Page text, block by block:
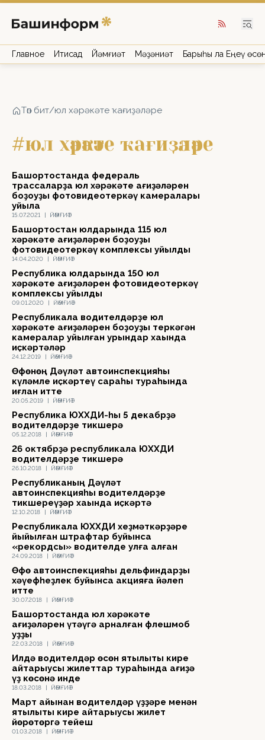
Главное Иҡтисад Йәмғиәт Мәҙәниәт Барыһы ла Еңеү
Төп бит/юл хәрәкәте ҡағиҙәләре
#юл хәрәкәте ҡағиҙәләре
15.07.2021 | ЙӘМҒИӘТ
Башҡортостанда федераль
трассаларҙа юл хәрәкәте ҡағиҙәләрен
боҙоуҙы фотовидеотеркәү камералары
ҡуйыла
14.04.2020 | ЙӘМҒИӘТ
Башҡортостан юлдарында 115 юл
хәрәкәте ҡағиҙәләрен боҙоуҙы
фотовидеотеркәү комплексы ҡуйылды
09.01.2020 | ЙӘМҒИӘТ
Республика юлдарында 150 юл
хәрәкәте ҡағиҙәләрен фотовидеотеркәү
комплексы ҡуйылды
24.12.2019 | ЙӘМҒИӘТ
Республикала водителдәрҙе юл
хәрәкәте ҡағиҙәләрен боҙоуҙы теркәгән
камералар ҡуйылған урындар хаҡында
иҫкәртәләр
20.05.2019 | ЙӘМҒИӘТ
Өфөнөң Дәүләт автоинспекцияһы
күләмле иҫкәртеү сараһы тураһында
иғлан итте
05.12.2018 | ЙӘМҒИӘТ
Республика ЮХХДИ-һы 5 декабрҙә
водителдәрҙе тикшерә
26.10.2018 | ЙӘМҒИӘТ
26 октябрҙә республикала ЮХХДИ
водителдәрҙе тикшерә
12.10.2018 | ЙӘМҒИӘТ
Республиканың Дәүләт
автоинспекцияһы водителдәрҙе
тикшереүҙәр хаҡында иҫкәртә
24.09.2018 | ЙӘМҒИӘТ
Республикала ЮХХДИ хеҙмәткәрҙәре
йыйылған штрафтар буйынса
«рекордсы» водителде ҡулға алған
30.07.2018 | ЙӘМҒИӘТ
Өфө автоинспекцияһы дельфиндарҙы
хәүефһеҙлек буйынса акцияға йәлеп
итте
22.03.2018 | ЙӘМҒИӘТ
Башҡортостанда юл хәрәкәте
ҡағиҙәләрен үтәүгә арналған флешмоб
уҙҙы
18.03.2018 | ЙӘМҒИӘТ
Илдә водителдәр өсөн яҡтылыҡты кире
ҡайтарыусы жилеттар тураһында ҡағиҙә
үҙ көсөнә инде
01.03.2018 | ЙӘМҒИӘТ
Март айынан водителдәр үҙҙәре менән
яҡтылыҡты кире ҡайтарыусы жилет
йөрөтөргә тейеш